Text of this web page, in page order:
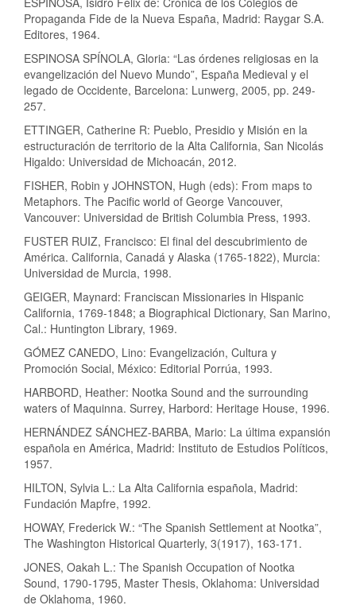
Propaganda Fide de la Nueva España, Madrid: Raygar S.A.
Editores, 1964.
ESPINOSA SPÍNOLA, Gloria: “Las órdenes religiosas en la
evangelización del Nuevo Mundo”, España Medieval y el
legado de Occidente, Barcelona: Lunwerg, 2005, pp. 249-
257.
ETTINGER, Catherine R: Pueblo, Presidio y Misión en la
estructuración de territorio de la Alta California, San Nicolás
Higaldo: Universidad de Michoacán, 2012.
FISHER, Robin y JOHNSTON, Hugh (eds): From maps to
Metaphors. The Pacific world of George Vancouver,
Vancouver: Universidad de British Columbia Press, 1993.
FUSTER RUIZ, Francisco: El final del descubrimiento de
América. California, Canadá y Alaska (1765-1822), Murcia:
Universidad de Murcia, 1998.
GEIGER, Maynard: Franciscan Missionaries in Hispanic
California, 1769-1848; a Biographical Dictionary, San Marino,
Cal.: Huntington Library, 1969.
GÓMEZ CANEDO, Lino: Evangelización, Cultura y
Promoción Social, México: Editorial Porrúa, 1993.
HARBORD, Heather: Nootka Sound and the surrounding
waters of Maquinna. Surrey, Harbord: Heritage House, 1996.
HERNÁNDEZ SÁNCHEZ-BARBA, Mario: La última expansión
española en América, Madrid: Instituto de Estudios Políticos,
1957.
HILTON, Sylvia L.: La Alta California española, Madrid:
Fundación Mapfre, 1992.
HOWAY, Frederick W.: “The Spanish Settlement at Nootka”,
The Washington Historical Quarterly, 3(1917), 163-171.
JONES, Oakah L.: The Spanish Occupation of Nootka
Sound, 1790-1795, Master Thesis, Oklahoma: Universidad
de Oklahoma, 1960.